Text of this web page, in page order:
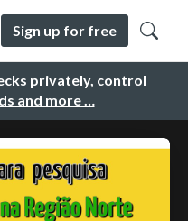
privately, control
and more …
Sign up for free